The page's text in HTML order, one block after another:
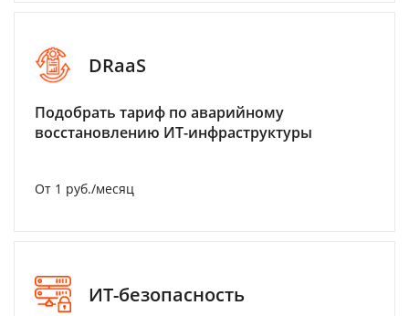
DRaaS
Подобрать тариф по аварийному
восстановлению ИТ-инфраструктуры
От 1 руб./месяц
ИТ-безопасность